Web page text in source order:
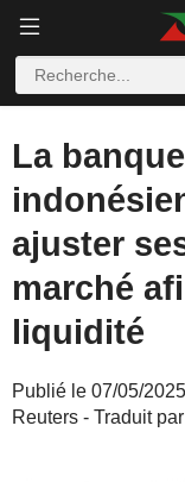
La
ajuster
marché
liquidité
Publié le 07/05/
Reuters - Traduit